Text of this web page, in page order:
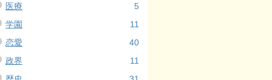
医療
5
学園
11
恋愛
40
政界
11